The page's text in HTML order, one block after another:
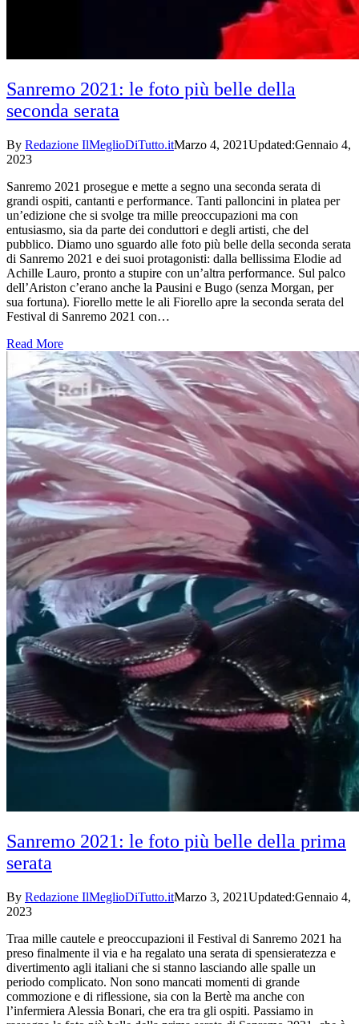
Sanremo 2021: le foto più belle della
seconda serata
By Redazione IlMeglioDiTutto.itMarzo 4, 2021Updated:Gennaio 4,
2023
Sanremo 2021 prosegue e mette a segno una seconda serata di
grandi ospiti, cantanti e performance. Tanti palloncini in platea per
un’edizione che si svolge tra mille preoccupazioni ma con
entusiasmo, sia da parte dei conduttori e degli artisti, che del
pubblico. Diamo uno sguardo alle foto più belle della seconda serata
di Sanremo 2021 e dei suoi protagonisti: dalla bellissima Elodie ad
Achille Lauro, pronto a stupire con un’altra performance. Sul palco
dell’Ariston c’erano anche la Pausini e Bugo (senza Morgan, per
sua fortuna). Fiorello mette le ali Fiorello apre la seconda serata del
Festival di Sanremo 2021 con…
Read More
Sanremo 2021: le foto più belle della prima
serata
By Redazione IlMeglioDiTutto.itMarzo 3, 2021Updated:Gennaio 4,
2023
Traa mille cautele e preoccupazioni il Festival di Sanremo 2021 ha
preso finalmente il via e ha regalato una serata di spensieratezza e
divertimento agli italiani che si stanno lasciando alle spalle un
periodo complicato. Non sono mancati momenti di grande
commozione e di riflessione, sia con la Bertè ma anche con
l’infermiera Alessia Bonari, che era tra gli ospiti. Passiamo in